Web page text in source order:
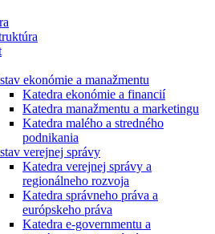
ekonómie a manažmentu
Katedra ekonómie a financií
Katedra manažmentu a marketingu
Katedra malého a stredného
podnikania
verejnej správy
Katedra verejnej správy a
regionálneho rozvoja
Katedra správneho práva a
európskeho práva
Katedra e-governmentu a